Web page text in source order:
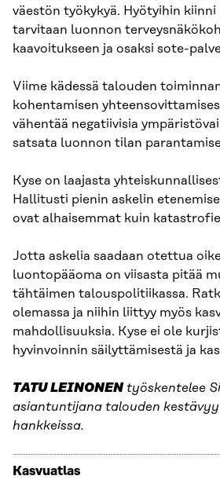
väestön työkykyä. Hyötyihin kiinni
tarvitaan luonnon
kaavoitukseen ja osaksi sote-
Viime kädessä talouden
kohentamisen
vähentää negatiivisia
satsata luonnon tilan
Kyse on laajasta
Hallitusti pienin askelin
ovat alhaisemmat kuin
Jotta askelia saadaan otettua
luontopääoma on viisasta pitää
tähtäimen talouspolitiikassa.
olemassa ja niihin liittyy myös
mahdollisuuksia. Kyse ei ole
hyvinvoinnin säilyttämisestä ja
TATU LEINONENtyöskentelee
asiantuntijana talouden
hankkeissa.
Kasvuatlas